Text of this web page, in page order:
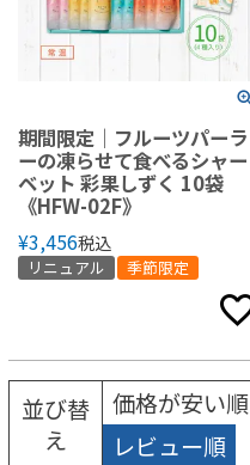
期間限定｜フルーツパーラ
ーの凍らせて食べるシャー
ベット 彩果しずく 10袋
《HFW-02F》
¥3,456税込
リニュアル 季節限定
並び替
え
価格が安い順
レビュー順